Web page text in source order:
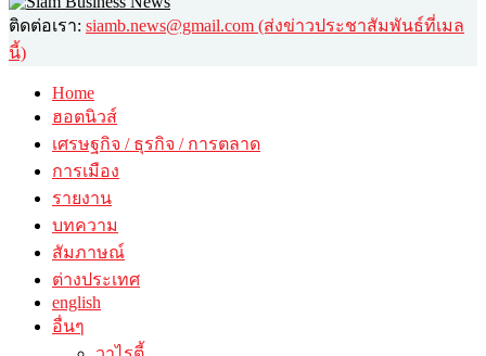
ติดต่อเรา: siamb.news@gmail.com (ส่งข่าวประชาสัมพันธ์ที่เมล
นี้)
Home
ฮอตนิวส์
เศรษฐกิจ / ธุรกิจ / การตลาด
การเมือง
รายงาน
บทความ
สัมภาษณ์
ต่างประเทศ
english
อื่นๆ